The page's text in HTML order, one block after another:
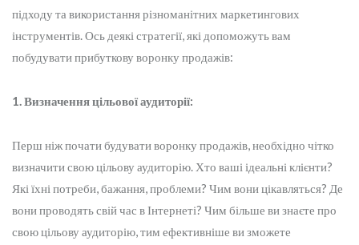
підходу та використання різноманітних маркетингових
інструментів. Ось деякі стратегії, які допоможуть вам
побудувати прибуткову воронку продажів:
1. Визначення цільової аудиторії:
Перш ніж почати будувати воронку продажів, необхідно чітко
визначити свою цільову аудиторію. Хто ваші ідеальні клієнти?
Які їхні потреби, бажання, проблеми? Чим вони цікавляться? Де
вони проводять свій час в Інтернеті? Чим більше ви знаєте про
свою цільову аудиторію, тим ефективніше ви зможете